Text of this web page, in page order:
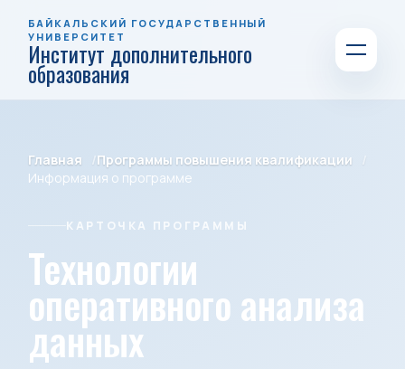
БАЙКАЛЬСКИЙ ГОСУДАРСТВЕННЫЙ
УНИВЕРСИТЕТ
Институт дополнительного
образования
Главная
Программы повышения квалификации
Информация о программе
КАРТОЧКА ПРОГРАММЫ
Технологии
оперативного анализа
данных